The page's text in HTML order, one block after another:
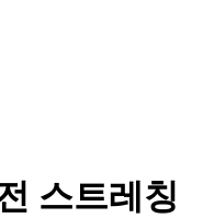
스트레칭